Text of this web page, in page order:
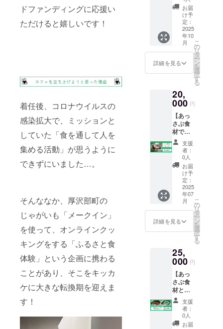
ドファンディングに応援い
ただけると嬉しいです！
着任後、コロナウイルスの
感染拡大で、ミッションと
していた「食を通して人を
集める活動」が思うように
できずにいました…。
そんななか、厚沢部町の
じゃがいも「メークイン」
を使って、オンラインクッ
キングをする「ふるさと食
体験」という企画に携わる
ことがあり、そこをキッカ
ケに大きな転換期を迎えま
す！
ンに貼
付され
たラベ
ルや注
意書き
をご確
さい。
ル便に
て発送
しま
す） ・
中村が
アレン
ジした
郷土料
き ・原
材料、
主原料
の原産
地：北
海道厚
沢部町
・原材
料及び
添加物
等の食
品表示
はお届
け商品
のラベ
ルに表
記され
は必ず
お届け
のリ
ターン
に貼付
された
ラベル
や注意
書きを
ご確認
・厚沢
部町で
採れた
食材と
レシピ
をお送
りしま
す。 ・
内容：
お米
（3kg）
、メー
クイン
（5kg）
・保存
方法：
常温 ・
中村が
アレン
ジした
郷土料
理が作
れるレ
シピ付
き ・原
材料、
主原料
の原産
・原材
料及び
添加物
等の食
品表示
はお届
け商品
のラベ
ルに表
記され
お届
け予
定：
2025
年10
月
詳細を見る
こ
の
リ
タ
ー
ン
を
選
択
す
る
20,
000 円
【あっ
さぶ食
材でオ
ンライ
ンクッ
キング
にご招
待しま
す】 ・
事前に
料理に
使用す
る食材
を郵送
したう
えで、
インで
料理を
お教え
しなが
らクッ
キング
をしま
す。
（ZOO
Mを使
支援
者：
0人
お届
け予
定：
2025
年07
月
詳細を見る
こ
の
リ
タ
ー
ン
を
選
択
す
る
25,
000 円
【あっ
さぶ食
材とレ
シピ便
（春便
＆秋便
セッ
支援
者：
0人
お届